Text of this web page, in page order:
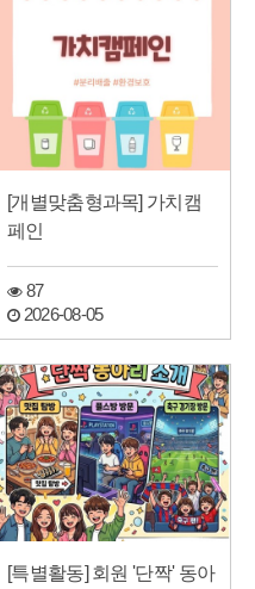
[개별맞춤형과목] 가치캠
페인
87
2026-08-05
[특별활동] 회원 '단짝' 동아